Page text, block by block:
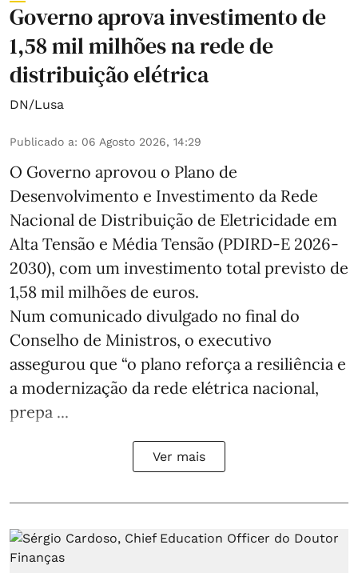
Governo aprova investimento de
1,58 mil milhões na rede de
distribuição elétrica
DN/Lusa
Publicado a: 06 Agosto 2026, 14:29
O Governo aprovou o Plano de
Desenvolvimento e Investimento da Rede
Nacional de Distribuição de Eletricidade em
Alta Tensão e Média Tensão (PDIRD-E 2026-
2030), com um investimento total previsto de
1,58 mil milhões de euros.
Num comunicado divulgado no final do
Conselho de Ministros, o executivo
assegurou que “o plano reforça a resiliência e
a modernização da rede elétrica nacional,
prepa ...
Ver mais